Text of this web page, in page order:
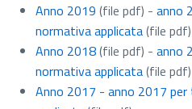
Anno 2019 (file pdf) - anno
normativa applicata(file pdf)
Anno 2018(file pdf) - anno
normativa applicata(file pdf)
Anno 2017 - anno 2017